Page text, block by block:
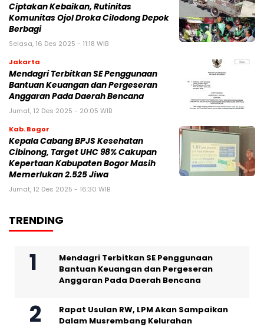
Ciptakan Kebaikan, Rutinitas
Komunitas Ojol Droka Cilodong Depok
Berbagi
Selasa, 16 Des 2025 - 11:18 WIB
Jakarta
Mendagri Terbitkan SE Penggunaan
Bantuan Keuangan dan Pergeseran
Anggaran Pada Daerah Bencana
Jumat, 12 Des 2025 - 20:05 WIB
Kab. Bogor
Kepala Cabang BPJS Kesehatan
Cibinong, Target UHC 98% Cakupan
Kepertaan Kabupaten Bogor Masih
Memerlukan 2.525 Jiwa
Jumat, 12 Des 2025 - 16:30 WIB
TRENDING
Mendagri Terbitkan SE Penggunaan
Bantuan Keuangan dan Pergeseran
Anggaran Pada Daerah Bencana
Rapat Usulan RW, LPM Akan Sampaikan
Dalam Musrembang Kelurahan